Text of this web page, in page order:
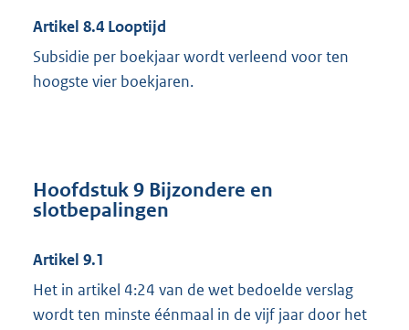
Artikel 8.4 Looptijd
Subsidie per boekjaar wordt verleend voor ten
hoogste vier boekjaren.
Hoofdstuk 9 Bijzondere en
slotbepalingen
Artikel 9.1
Het in artikel 4:24 van de wet bedoelde verslag
wordt ten minste éénmaal in de vijf jaar door het